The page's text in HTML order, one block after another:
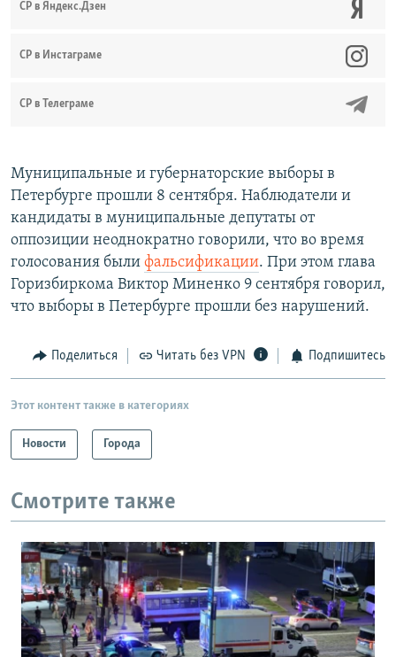
СР в Яндекс.Дзен
CР в Инстаграме
СР в Телеграме
Муниципальные и губернаторские выборы в
Петербурге прошли 8 сентября. Наблюдатели и
кандидаты в муниципальные депутаты от
оппозиции неоднократно говорили, что во время
голосования были фальсификации. При этом глава
Горизбиркома Виктор Миненко 9 сентября говорил,
что выборы в Петербурге прошли без нарушений.
Поделиться Читать без VPN Подпишитесь
Этот контент также в категориях
Новости Города
Смотрите также